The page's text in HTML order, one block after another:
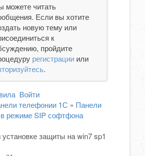
можете читать
Если вы хотите
новую тему или
к
пройдите
регистрацииили
.
Войти
телефонии 1С » Панели
режиме SIP софтфона
защиты на win7 sp1